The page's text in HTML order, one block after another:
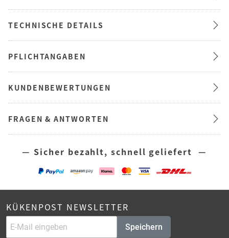
TECHNISCHE DETAILS
PFLICHTANGABEN
KUNDENBEWERTUNGEN
FRAGEN & ANTWORTEN
— Sicher bezahlt, schnell geliefert —
KÜKENPOST NEWSLETTER
Speichern